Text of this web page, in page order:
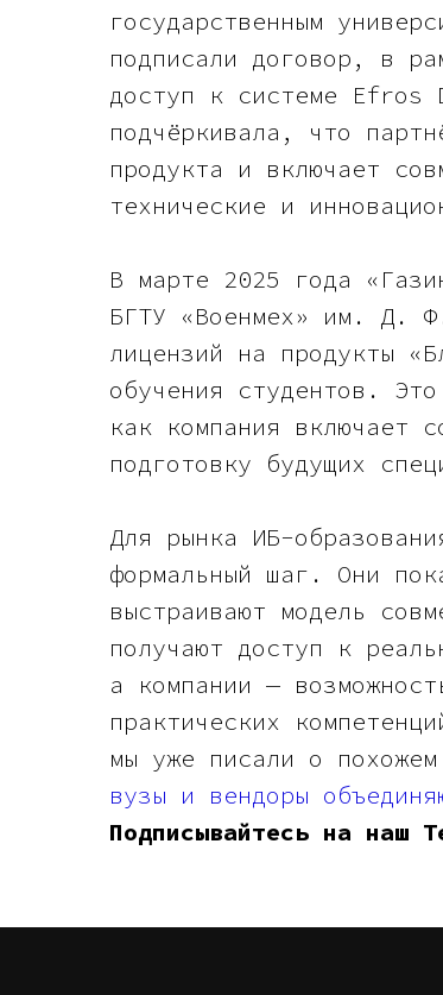
государственным
подписали договор, в
доступ к системе Efros
подчёркивала, что
продукта и включает
технические и
В марте 2025 года
БГТУ «Военмех» им. Д.
лицензий на продукты
обучения студентов.
как компания включает
подготовку будущих
Для рынка ИБ-
формальный шаг. Они
выстраивают модель
получают доступ к
а компании —
практических
мы уже писали о
вузы и вендоры
Подписывайтесь на наш